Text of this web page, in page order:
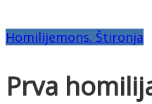
Homilijemons. Štironja
Prva